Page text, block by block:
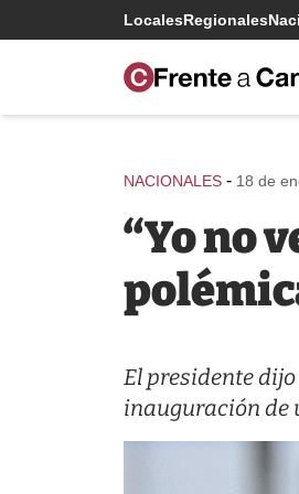
LocalesRegionales
NACIONALES - 18 de
“Yo no
El presidente
inauguración de